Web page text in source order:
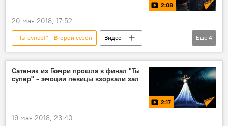
2:08
20 мая 2018, 17:52
"Ты супер!" - Второй сезон
Видео
Мультимедиа
Алсу
Сатеник Геворгян
конкурс "Ты супер!"
Еще 4
Сатеник из Гюмри прошла в финал "Ты
супер" - эмоции певицы взорвали зал
2:17
19 мая 2018, 23:40